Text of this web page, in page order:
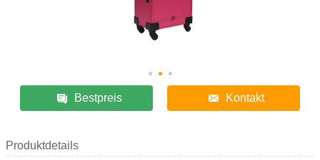
Bestpreis Kontakt
Produktdetails